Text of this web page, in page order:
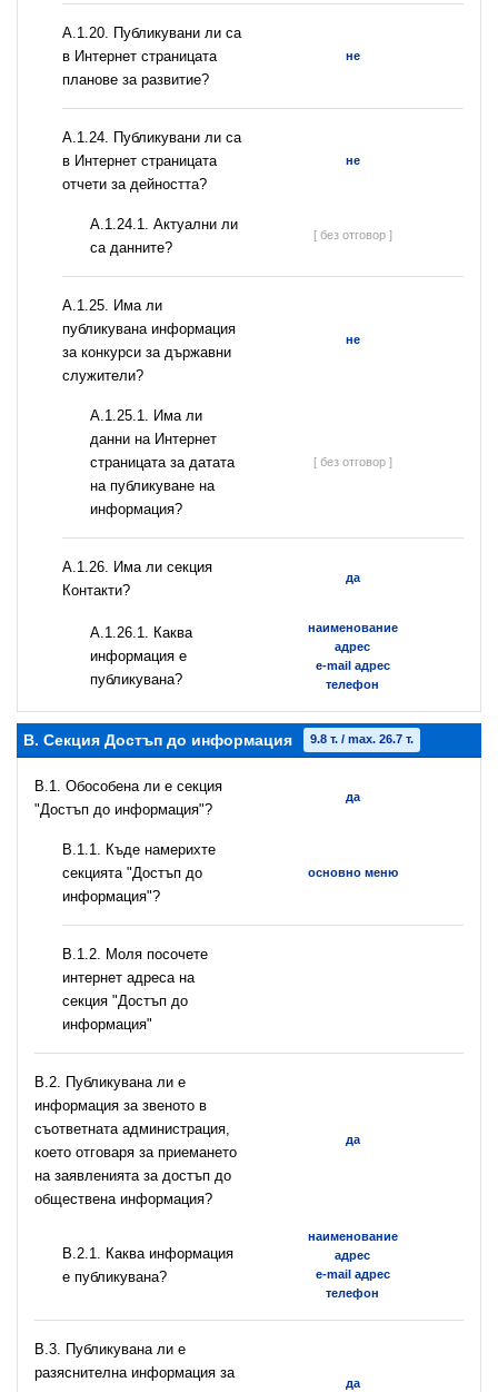
А.1.20. Публикувани ли са
в Интернет страницата
планове за развитие?
не
А.1.24. Публикувани ли са
в Интернет страницата
отчети за дейността?
не
A.1.24.1. Актуални ли
са данните?
[ без отговор ]
А.1.25. Има ли
публикувана информация
за конкурси за държавни
служители?
не
A.1.25.1. Има ли
данни на Интернет
страницата за датата
на публикуване на
информация?
[ без отговор ]
А.1.26. Има ли секция
Контакти?
да
А.1.26.1. Каква
информация е
публикувана?
наименование
адрес
e-mail адрес
телефон
B. Секция Достъп до информация 9.8 т. / max. 26.7 т.
В.1. Обособена ли е секция
"Достъп до информация"?
да
В.1.1. Къде намерихте
секцията "Достъп до
информация"?
основно меню
B.1.2. Моля посочете
интернет адреса на
секция "Достъп до
информация"
В.2. Публикувана ли е
информация за звеното в
съответната администрация,
което отговаря за приемането
на заявленията за достъп до
обществена информация?
да
B.2.1. Каква информация
е публикувана?
наименование
адрес
e-mail адрес
телефон
В.3. Публикувана ли е
разяснителна информация за
да